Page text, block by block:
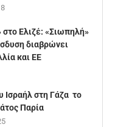
Ελιζέ: «Σιωπηλή»
διαβρώνει
και ΕΕ
Ισραήλ στη Γάζα το
Παρία